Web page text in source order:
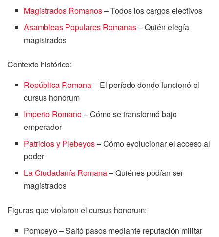
Magistrados Romanos– Todos los cargos electivos
Asambleas Populares Romanas– Quién elegía
magistrados
Contexto histórico:
República Romana– El período donde funcionó el
cursus honorum
Imperio Romano– Cómo se transformó bajo
emperador
Patricios y Plebeyos– Cómo evolucionar el acceso al
poder
La Ciudadanía Romana– Quiénes podían ser
magistrados
Figuras que violaron el cursus honorum:
Pompeyo – Saltó pasos mediante reputación militar